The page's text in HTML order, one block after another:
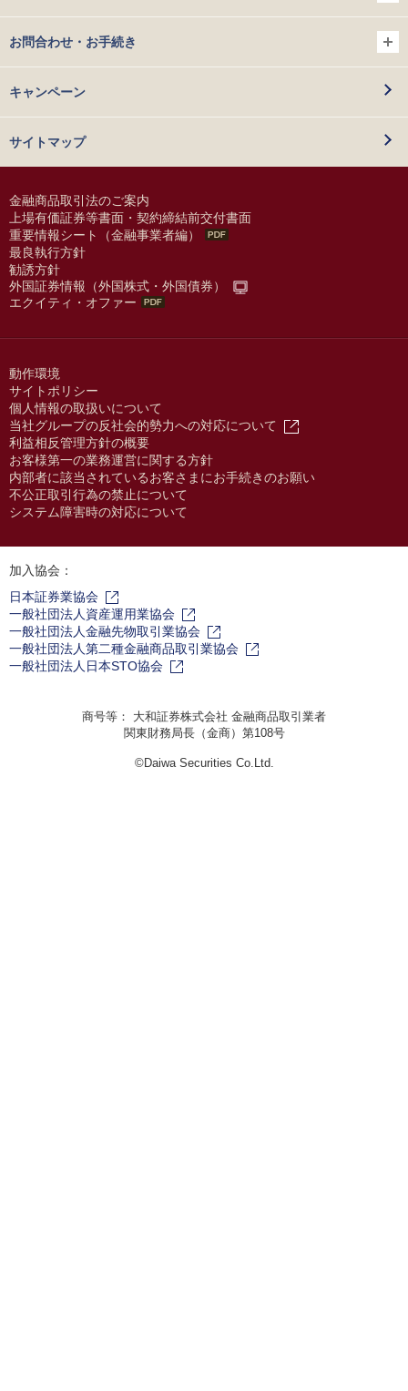
お問合わせ・お手続き
キャンペーン
サイトマップ
金融商品取引法のご案内
上場有価証券等書面・契約締結前交付書面
重要情報シート（金融事業者編）
最良執行方針
勧誘方針
外国証券情報（外国株式・外国債券）
エクイティ・オファー
動作環境
サイトポリシー
個人情報の取扱いについて
当社グループの反社会的勢力への対応について
利益相反管理方針の概要
お客様第一の業務運営に関する方針
内部者に該当されているお客さまにお手続きのお願い
不公正取引行為の禁止について
システム障害時の対応について
加入協会：
日本証券業協会
一般社団法人資産運用業協会
一般社団法人金融先物取引業協会
一般社団法人第二種金融商品取引業協会
一般社団法人日本STO協会
商号等： 大和証券株式会社 金融商品取引業者
関東財務局長（金商）第108号
©Daiwa Securities Co.Ltd.